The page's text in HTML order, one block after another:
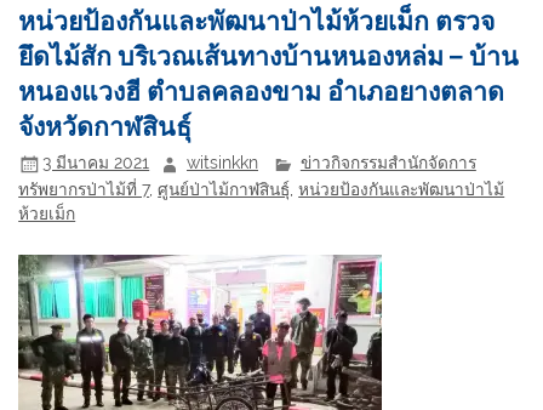
หน่วยป้องกันและพัฒนาป่าไม้ห้วยเม็ก ตรวจ
ยึดไม้สัก บริเวณเส้นทางบ้านหนองหล่ม – บ้าน
หนองแวงฮี ตำบลคลองขาม อำเภอยางตลาด
จังหวัดกาฬสินธุ์
3 มีนาคม 2021 witsinkkn
ข่าวกิจกรรมสำนักจัดการ
ทรัพยากรป่าไม้ที่ 7,ศูนย์ป่าไม้กาฬสินธุ์ ,หน่วยป้องกันและพัฒนาป่าไม้
ห้วยเม็ก